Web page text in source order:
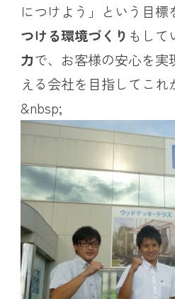
につけよう」という目標
つける環境づくり もして
力で、お客様の安心を
える会社を目指してこれ
&nbsp;